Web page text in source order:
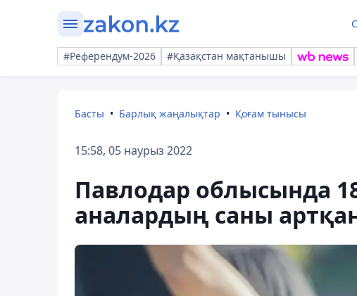
#Референдум-2026 #Қазақстан мақтанышы
Басты Барлық жаңалықтар Қоғам тынысы
15:58, 05 наурыз 2022
Павлодар облысында
аналардың саны